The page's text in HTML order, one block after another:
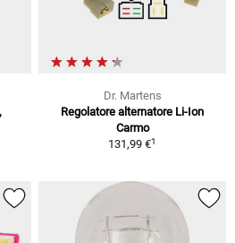
Dr. Martens
Regolatore alternatore Li-Ion
Carmo
131,99 €1